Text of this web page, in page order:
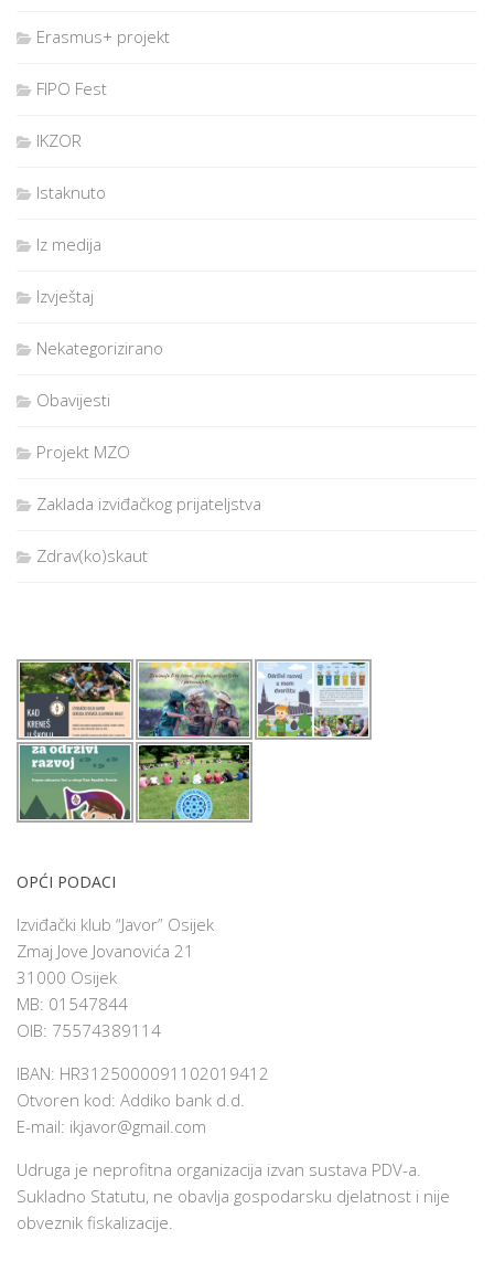
Erasmus+ projekt
FIPO Fest
IKZOR
Istaknuto
Iz medija
Izvještaj
Nekategorizirano
Obavijesti
Projekt MZO
Zaklada izviđačkog prijateljstva
Zdrav(ko)skaut
OPĆI PODACI
Izviđački klub “Javor” Osijek
Zmaj Jove Jovanovića 21
31000 Osijek
MB: 01547844
OIB: 75574389114
IBAN: HR3125000091102019412
Otvoren kod: Addiko bank d.d.
E-mail: ikjavor@gmail.com
Udruga je neprofitna organizacija izvan sustava PDV-a.
Sukladno Statutu, ne obavlja gospodarsku djelatnost i nije
obveznik fiskalizacije.